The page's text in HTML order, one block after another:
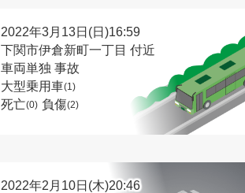
2022年3月13日(日)16:59
下関市伊倉新町一丁目 付近
車両単独 事故
大型乗用車(1)
死亡(0) 負傷(2)
2022年2月10日(木)20:46